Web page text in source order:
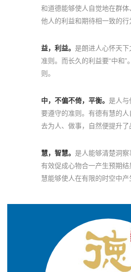
和道德能够使人自觉地在群
他人的利益和期待相一致的行
益，利益。 是朗进人心怀天
准则。而长久的利益要“中和
则。
中，不偏不倚，平衡。 是人与
要遵守的准则。有德有慧的人
去为人、做事，自然便提升了
慧，智慧。 是人能够清楚洞
有效促成心物合一产生预期
慧能够使人在有限的时空中产